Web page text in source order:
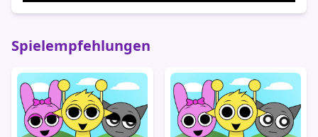
Spielempfehlungen